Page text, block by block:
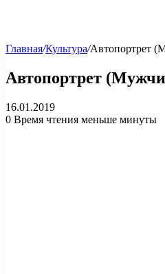
Главная/Культура/Автопортрет
Автопортрет
16.01.2019
0 Время чтения меньше минуты